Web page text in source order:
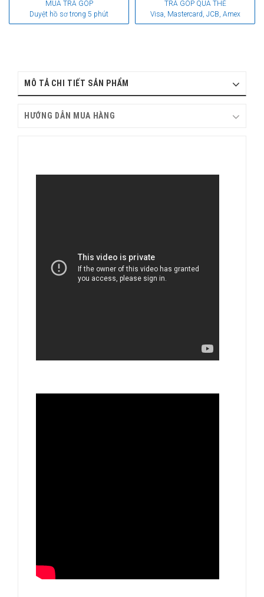
MUA TRẢ GÓP
Duyệt hồ sơ trong 5 phút
TRẢ GÓP QUA THẺ
Visa, Mastercard, JCB, Amex
MÔ TẢ CHI TIẾT SẢN PHẨM
HƯỚNG DẪN MUA HÀNG